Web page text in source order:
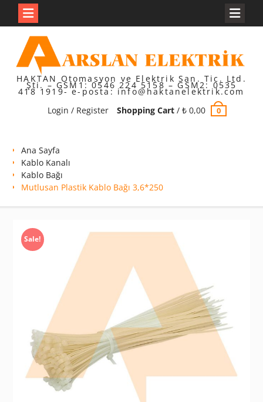
content
HAKTAN Otomasyon ve Elektrik San. Tic. Ltd.
Şti. – GSM1: 0546 224 5158 – GSM2: 0535
418 1919- e-posta: info@haktanelektrik.com
Login / Register
Shopping Cart/ ₺0,00 0
Ana Sayfa
Kablo Kanalı
Kablo Bağı
Mutlusan Plastik Kablo Bağı 3,6*250
Sale!